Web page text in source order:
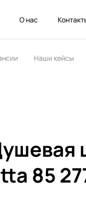
О нас
Наши кейсы
85